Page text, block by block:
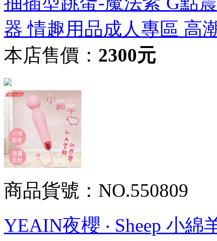
器 情趣用品成人專區 高
本店售價： 2300元
商品貨號：NO.550809
YEAIN夜櫻 ‧ Sheep 小